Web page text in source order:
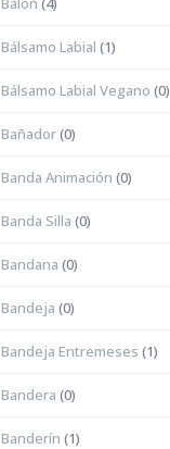
Bálsamo Labial (1)
Bálsamo Labial Vegano (0)
Bañador(0)
Banda Animación (0)
Banda Silla (0)
Bandana (0)
Bandeja (0)
Bandeja Entremeses (1)
Bandera (0)
Banderín (1)